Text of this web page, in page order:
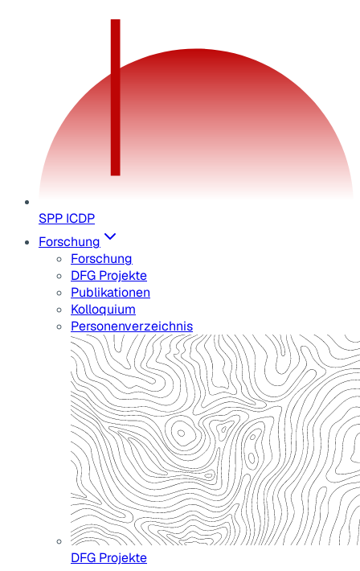
SPP ICDP
Forschung
Forschung
DFG Projekte
Publikationen
Kolloquium
Personenverzeichnis
DFG Projekte